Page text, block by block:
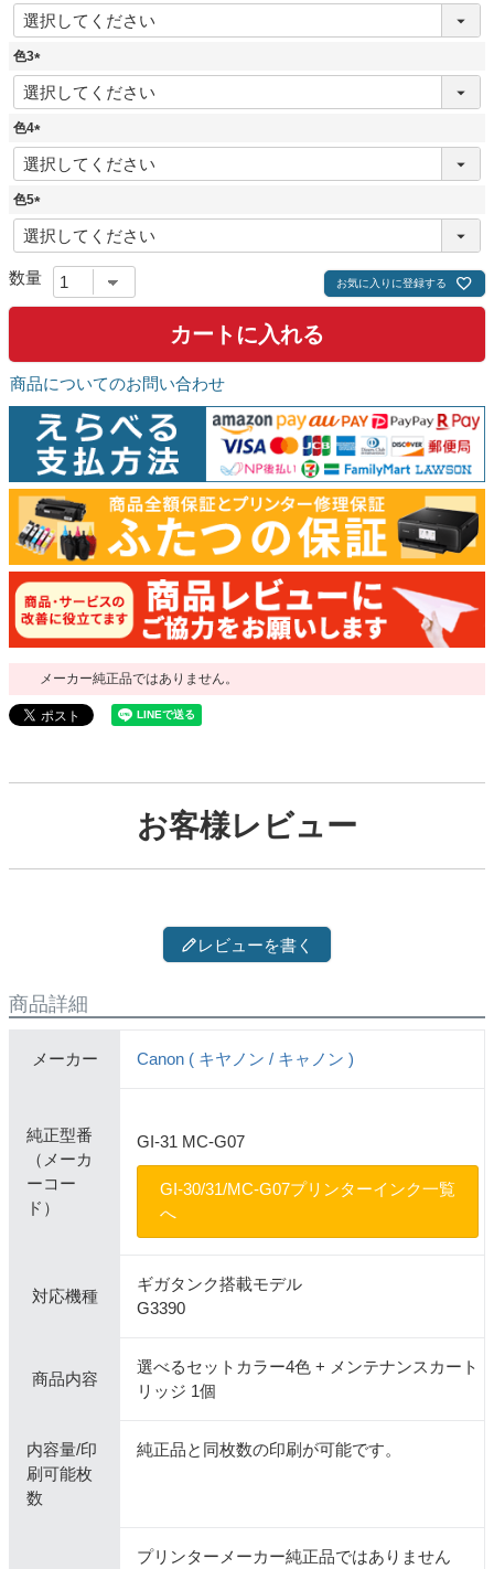
(
必
色3
(
必
色4
(
必
色5
(
必
)
お気に入りに登録する
カートに入れる
商品についてのお問い合わせ
メーカー純正品ではありません。
お客様レビュー
レビューを書く
商品詳細
メーカー Canon ( キヤノン / キャノン )
純正型番
（メーカ
ーコー
ド）
GI-31 MC-G07
GI-30/31/MC-G07プリンターインク一覧
へ
対応機種
ギガタンク搭載モデル
G3390
商品内容
選べるセットカラー4色 + メンテナンスカート
リッジ 1個
内容量/印
刷可能枚
数
純正品と同枚数の印刷が可能です。
プリンターメーカー純正品ではありません